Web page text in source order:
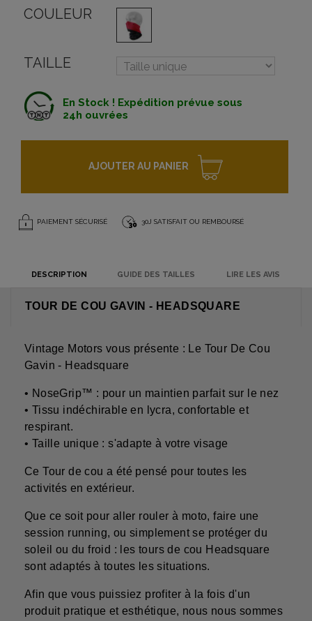
COULEUR
TAILLE
En Stock ! Expédition prévue sous
24h ouvrées
AJOUTER AU PANIER
PAIEMENT SÉCURISÉ 30J SATISFAIT OU REMBOURSÉ
DESCRIPTION GUIDE DES TAILLES LIRE LES AVIS
TOUR DE COU GAVIN - HEADSQUARE
Vintage Motors vous présente : Le Tour De Cou
Gavin - Headsquare
• NoseGrip™ : pour un maintien parfait sur le nez
• Tissu indéchirable en lycra, confortable et
respirant.
• Taille unique : s'adapte à votre visage
Ce Tour de cou a été pensé pour toutes les
activités en extérieur.
Que ce soit pour aller rouler à moto, faire une
session running, ou simplement se protéger du
soleil ou du froid : les tours de cou Headsquare
sont adaptés à toutes les situations.
Afin que vous puissiez profiter à la fois d'un
produit pratique et esthétique, nous nous sommes